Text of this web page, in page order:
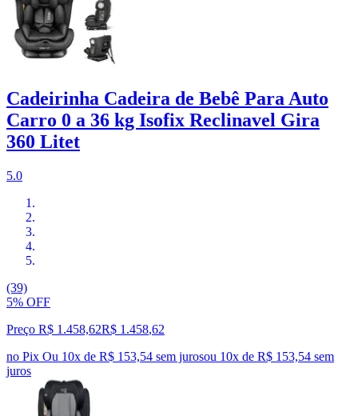
Cadeirinha Cadeira de Bebê Para Auto
Carro 0 a 36 kg Isofix Reclinavel Gira
360 Litet
5.0
(39)
5% OFF
Preço R$ 1.458,62R$ 1.458,62
no Pix Ou 10x de R$ 153,54 sem jurosou 10x de R$ 153,54 sem
juros